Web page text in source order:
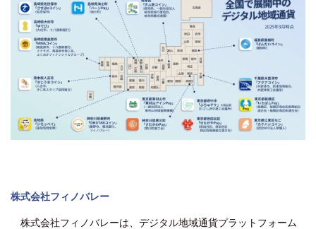
株式会社フィノバレー
株式会社フィノバレーは、デジタル地域通貨プラットフォーム